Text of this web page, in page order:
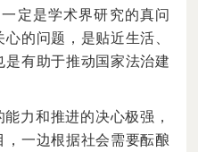
定是学术界研究的真问
的问题，是贴近生活、
是有助于推动国家法治建
力和推进的决心极强，
，一边根据社会需要酝酿